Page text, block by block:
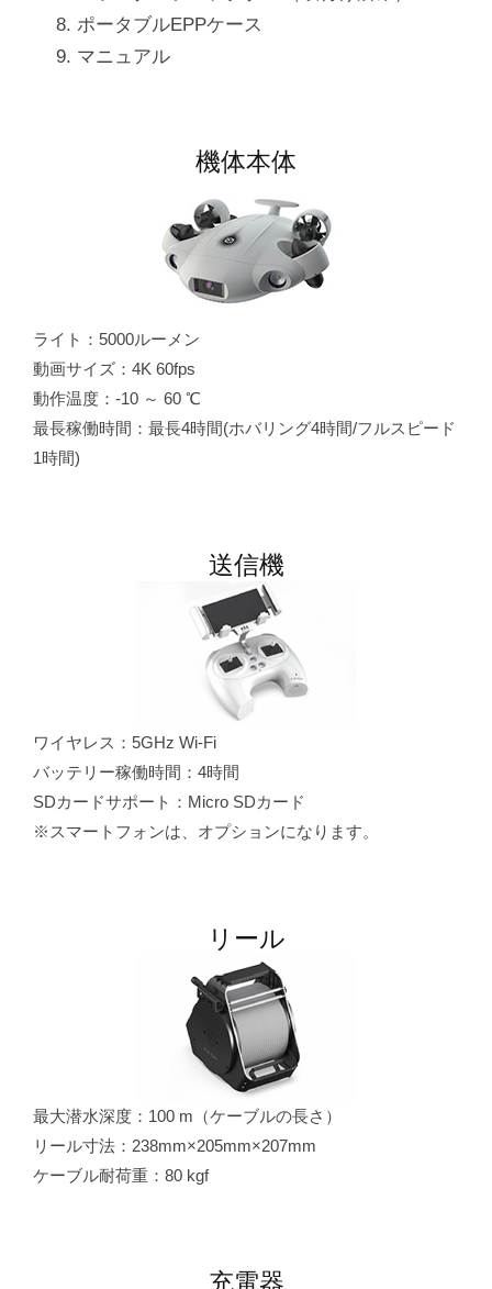
ポータブルEPPケース
マニュアル
機体本体
ライト：5000ルーメン
動画サイズ：4K 60fps
動作温度：-10 ～ 60 ℃
最長稼働時間：最長4時間(ホバリング4時間/フルスピード
1時間)
送信機
ワイヤレス：5GHz Wi-Fi
バッテリー稼働時間：4時間
SDカードサポート：Micro SDカード
※スマートフォンは、オプションになります。
リール
最大潜水深度：100 m（ケーブルの長さ）
リール寸法：238mm×205mm×207mm
ケーブル耐荷重：80 kgf
充電器